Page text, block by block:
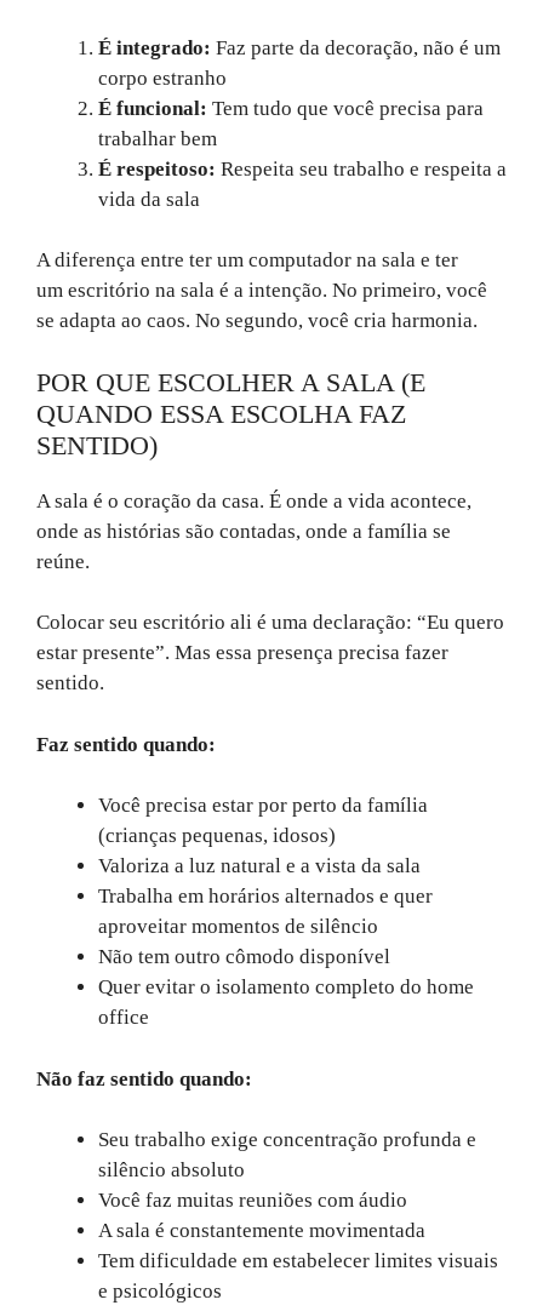
É integrado: Faz parte da decoração, não é um
corpo estranho
É funcional: Tem tudo que você precisa para
trabalhar bem
É respeitoso: Respeita seu trabalho e respeita a
vida da sala
A diferença entre ter um computador na sala e ter
um escritório na sala é a intenção. No primeiro, você
se adapta ao caos. No segundo, você cria harmonia.
POR QUE ESCOLHER A SALA (E
QUANDO ESSA ESCOLHA FAZ
SENTIDO)
A sala é o coração da casa. É onde a vida acontece,
onde as histórias são contadas, onde a família se
reúne.
Colocar seu escritório ali é uma declaração: “Eu quero
estar presente”. Mas essa presença precisa fazer
sentido.
Faz sentido quando:
Você precisa estar por perto da família
(crianças pequenas, idosos)
Valoriza a luz natural e a vista da sala
Trabalha em horários alternados e quer
aproveitar momentos de silêncio
Não tem outro cômodo disponível
Quer evitar o isolamento completo do home
office
Não faz sentido quando:
Seu trabalho exige concentração profunda e
silêncio absoluto
Você faz muitas reuniões com áudio
A sala é constantemente movimentada
Tem dificuldade em estabelecer limites visuais
e psicológicos